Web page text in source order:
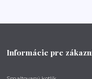
Informácie pre